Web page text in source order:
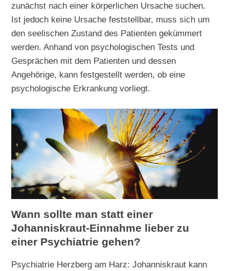
zunächst nach einer körperlichen Ursache suchen.
Ist jedoch keine Ursache feststellbar, muss sich um
den seelischen Zustand des Patienten gekümmert
werden. Anhand von psychologischen Tests und
Gesprächen mit dem Patienten und dessen
Angehörige, kann festgestellt werden, ob eine
psychologische Erkrankung vorliegt.
Wann sollte man statt einer
Johanniskraut-Einnahme lieber zu
einer Psychiatrie gehen?
Psychiatrie Herzberg am Harz: Johanniskraut kann